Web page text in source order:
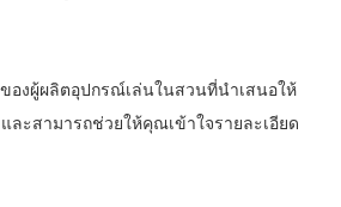
องผู้ผลิตอุปกรณ์เล่นในสวนที่นำเสนอให้
ละสามารถช่วยให้คุณเข้าใจรายละเอียด